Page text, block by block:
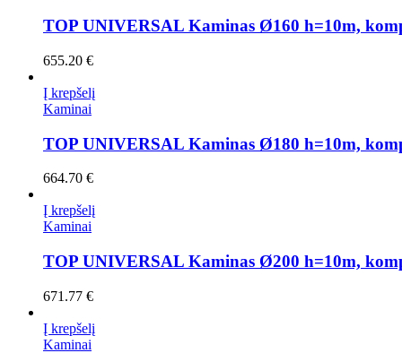
TOP UNIVERSAL Kaminas Ø160 h=10m,
655.20 €
Į krepšelį
Kaminai
TOP UNIVERSAL Kaminas Ø180 h=10m,
664.70 €
Į krepšelį
Kaminai
TOP UNIVERSAL Kaminas Ø200 h=10m,
671.77 €
Į krepšelį
Kaminai